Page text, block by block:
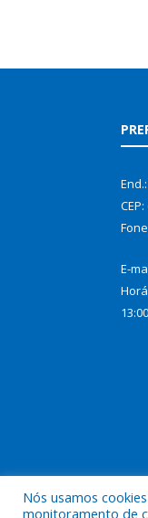
E-
13:00
Nós usamos
monitoramento de